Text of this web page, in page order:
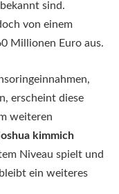
sind.
von einem
Millionen Euro aus.
erscheint diese
weiteren
kimmich
Niveau spielt und
ein weiteres